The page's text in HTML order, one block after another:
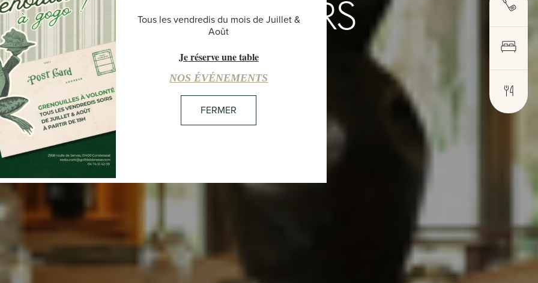
ET LOISIRS
17:53 32°C CIEL DÉGAGÉ
Tous les vendredis du mois de Juillet &
Août
Je réserve une table
NOS ÉVÉNEMENTS
FERMER